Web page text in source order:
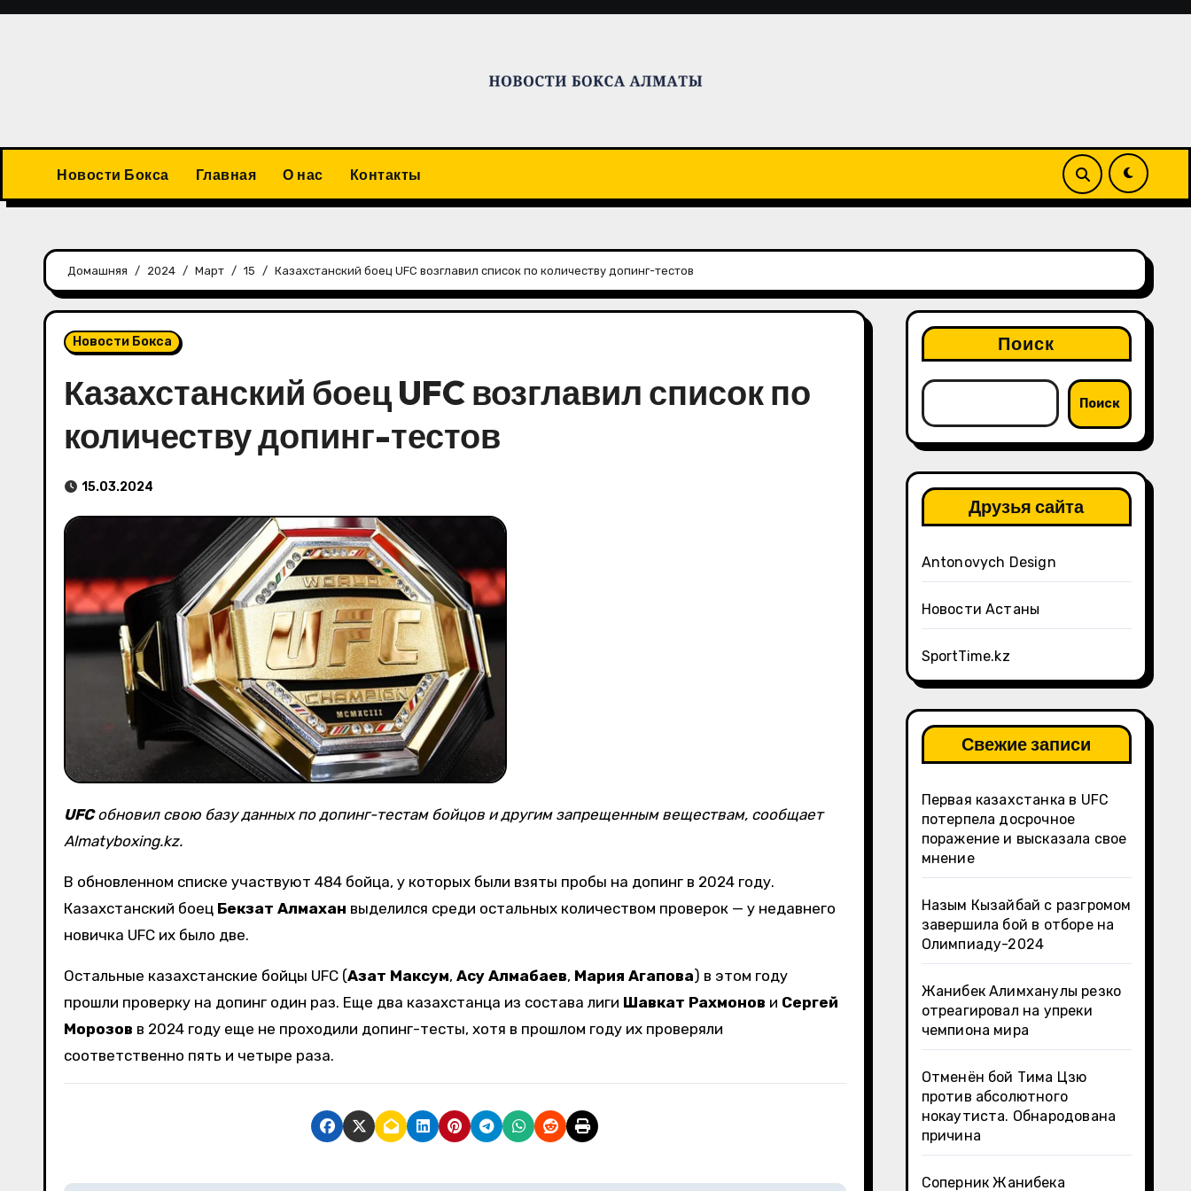
Перейти
Новости Бокса Главная О нас Контакты
Домашняя 2024 Март 15 Казахстанский боец UFC возглавил список по количеству допинг-тестов
Новости Бокса
Казахстанский боец UFC возглавил список по
количеству допинг-тестов
15.03.2024
UFCобновил свою базу данных по допинг-тестам бойцов и другим запрещенным веществам, сообщает
Almatyboxing.kz.
В обновленном списке участвуют 484 бойца, у которых были взяты пробы на допинг в 2024 году.
Казахстанский боец Бекзат Алмахан выделился среди остальных количеством проверок — у недавнего
новичка UFC их было две.
Остальные казахстанские бойцы UFC (Азат Максум, Асу Алмабаев, Мария Агапова) в этом году
прошли проверку на допинг один раз. Еще два казахстанца из состава лиги Шавкат Рахмонов и Сергей
Морозов в 2024 году еще не проходили допинг-тесты, хотя в прошлом году их проверяли
соответственно пять и четыре раза.
Поиск
Поиск
Друзья сайта
Antonovych Design
Новости Астаны
SportTime.kz
Свежие записи
Первая казахстанка в UFC
потерпела досрочное
поражение и высказала свое
мнение
Назым Кызайбай с разгромом
завершила бой в отборе на
Олимпиаду-2024
Жанибек Алимханулы резко
отреагировал на упреки
чемпиона мира
Отменён бой Тима Цзю
против абсолютного
нокаутиста. Обнародована
причина
Соперник Жанибека